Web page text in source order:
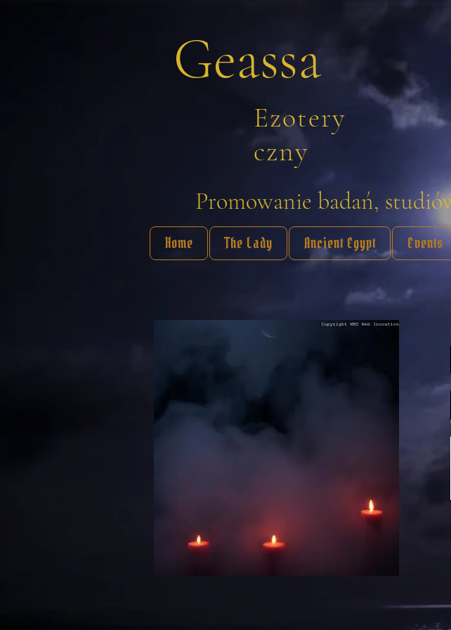
Geassa
Ezotery
czny
Promowanie badań,
Home The Lady Ancient Egypt Events